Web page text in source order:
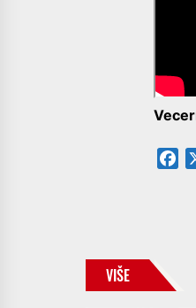
VIŠE